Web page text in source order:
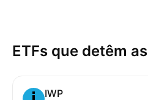
ETFs que detêm as
IWP